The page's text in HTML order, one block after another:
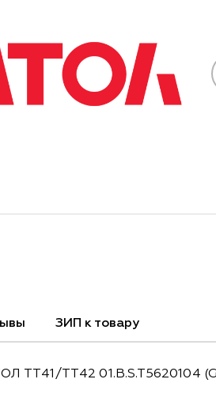
ЗИП к товару
TT41/TT42 01.B.S.T5620104